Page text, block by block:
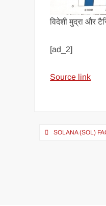
विदेशी मुद्रा और
[ad_2]
Source link
SOLANA (SOL)